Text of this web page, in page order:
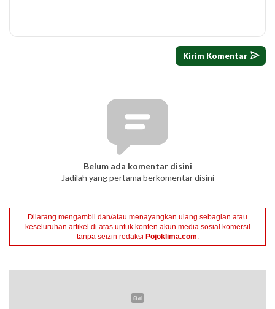
Belum ada komentar disini
Jadilah yang pertama berkomentar disini
Dilarang mengambil dan/atau menayangkan ulang sebagian atau
keseluruhan artikel di atas untuk konten akun media sosial komersil
tanpa seizin redaksi Pojoklima.com.